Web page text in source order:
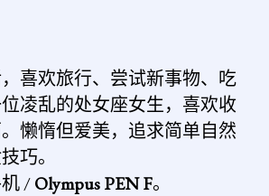
喜欢旅行、尝试新事物、吃
凌乱的处女座女生，喜欢收
懒惰但爱美，追求简单自然
巧。
/Olympus PEN F。